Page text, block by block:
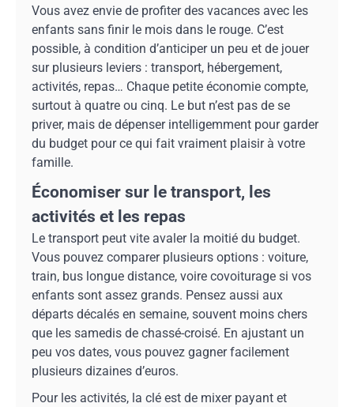
Vous avez envie de profiter des vacances avec les
enfants sans finir le mois dans le rouge. C’est
possible, à condition d’anticiper un peu et de jouer
sur plusieurs leviers : transport, hébergement,
activités, repas… Chaque petite économie compte,
surtout à quatre ou cinq. Le but n’est pas de se
priver, mais de dépenser intelligemment pour garder
du budget pour ce qui fait vraiment plaisir à votre
famille.
Économiser sur le transport, les
activités et les repas
Le transport peut vite avaler la moitié du budget.
Vous pouvez comparer plusieurs options : voiture,
train, bus longue distance, voire covoiturage si vos
enfants sont assez grands. Pensez aussi aux
départs décalés en semaine, souvent moins chers
que les samedis de chassé-croisé. En ajustant un
peu vos dates, vous pouvez gagner facilement
plusieurs dizaines d’euros.
Pour les activités, la clé est de mixer payant et